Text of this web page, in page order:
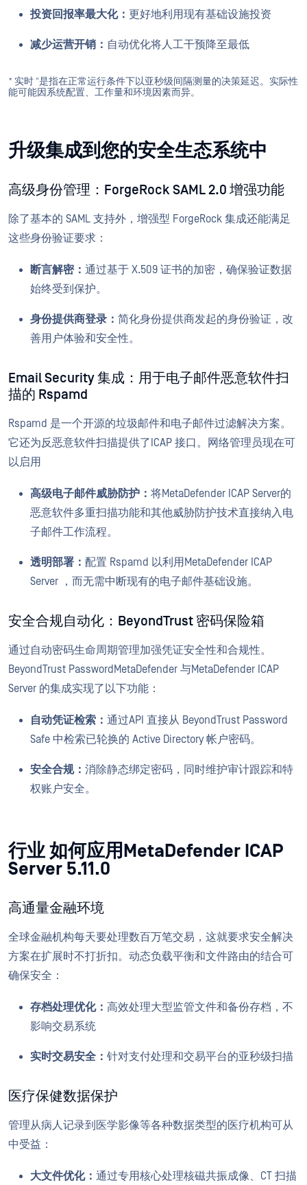
投资回报率最大化： 更好地利用现有基础设施投资
减少运营开销： 自动优化将人工干预降至最低
* 实时 "是指在正常运行条件下以亚秒级间隔测量的决策延迟。实际性
能可能因系统配置、工作量和环境因素而异。
升级集成到您的安全生态系统中
高级身份管理：ForgeRock SAML 2.0 增强功能
除了基本的 SAML 支持外，增强型 ForgeRock 集成还能满足
这些身份验证要求：
断言解密： 通过基于 X.509 证书的加密，确保验证数据
始终受到保护。
身份提供商登录： 简化身份提供商发起的身份验证，改
善用户体验和安全性。
Email Security 集成：用于电子邮件恶意软件扫
描的 Rspamd
Rspamd 是一个开源的垃圾邮件和电子邮件过滤解决方案。
它还为反恶意软件扫描提供了ICAP 接口。网络管理员现在可
以启用
高级电子邮件威胁防护： 将MetaDefender ICAP Server的
恶意软件多重扫描功能和其他威胁防护技术直接纳入电
子邮件工作流程。
透明部署： 配置 Rspamd 以利用MetaDefender ICAP
Server ，而无需中断现有的电子邮件基础设施。
安全合规自动化：BeyondTrust 密码保险箱
通过自动密码生命周期管理加强凭证安全性和合规性。
BeyondTrust PasswordMetaDefender 与MetaDefender ICAP
Server 的集成实现了以下功能：
自动凭证检索： 通过API 直接从 BeyondTrust Password
Safe 中检索已轮换的 Active Directory 帐户密码。
安全合规： 消除静态绑定密码，同时维护审计跟踪和特
权账户安全。
行业 如何应用MetaDefender ICAP
Server 5.11.0
高通量金融环境
全球金融机构每天要处理数百万笔交易，这就要求安全解决
方案在扩展时不打折扣。动态负载平衡和文件路由的结合可
确保安全：
存档处理优化： 高效处理大型监管文件和备份存档，不
影响交易系统
实时交易安全： 针对支付处理和交易平台的亚秒级扫描
医疗保健数据保护
管理从病人记录到医学影像等各种数据类型的医疗机构可从
中受益：
大文件优化： 通过专用核心处理核磁共振成像、CT 扫描